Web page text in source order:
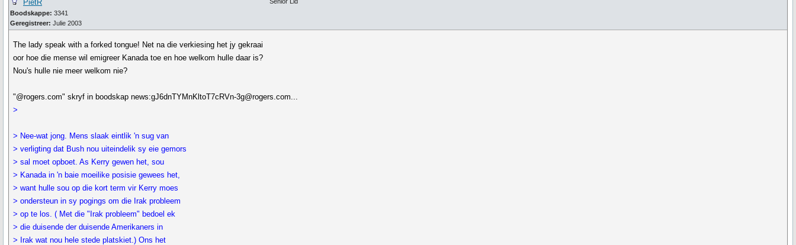
PietR
Boodskappe: 3341
Geregistreer: Julie 2003
The lady speak with a forked tongue! Net na die verkiesing het jy gekraai
oor hoe die mense wil emigreer Kanada toe en hoe welkom hulle daar is?
Nou's hulle nie meer welkom nie?
"@rogers.com" skryf in boodskap news:gJ6dnTYMnKltoT7cRVn-3g@rogers.com...
>
> Nee-wat jong. Mens slaak eintlik 'n sug van
> verligting dat Bush nou uiteindelik sy eie gemors
> sal moet opboet. As Kerry gewen het, sou
> Kanada in 'n baie moeilike posisie gewees het,
> want hulle sou op die kort term vir Kerry moes
> ondersteun in sy pogings om die Irak probleem
> op te los. ( Met die "Irak probleem" bedoel ek
> die duisende der duisende Amerikaners in
> Irak wat nou hele stede platskiet.) Ons het